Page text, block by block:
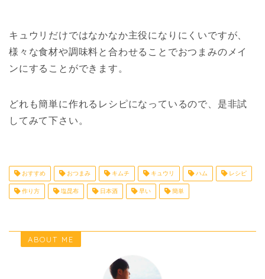
キュウリだけではなかなか主役になりにくいですが、
様々な食材や調味料と合わせることでおつまみのメイ
ンにすることができます。
どれも簡単に作れるレシピになっているので、是非試
してみて下さい。
おすすめ おつまみ キムチ キュウリ ハム レシピ
作り方 塩昆布 日本酒 早い 簡単
ABOUT ME